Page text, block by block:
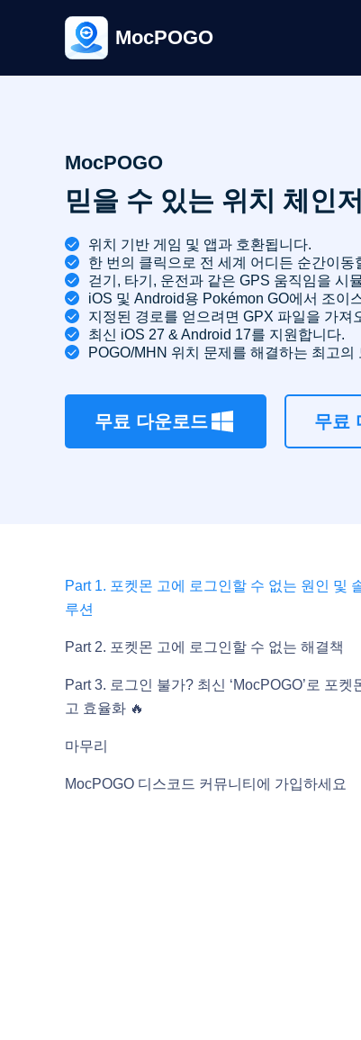
MocPOGO
MocPOGO
믿을 수 있는 위치 체인저
위치 기반 게임 및 앱과 호환됩니다.
한 번의 클릭으로 전 세계 어디든 순간이동
걷기, 타기, 운전과 같은 GPS 움직임을 시
iOS 및 Android용 Pokémon GO에서 조이
지정된 경로를 얻으려면 GPX 파일을 가져
최신 iOS 27 & Android 17를 지원합니다.
POGO/MHN 위치 문제를 해결하는 최고의
무료 다운로드 무료
Part 1. 포켓몬 고에 로그인할 수 없는 원인 및
루션
Part 2. 포켓몬 고에 로그인할 수 없는 해결책
Part 3. 로그인 불가? 최신 ‘MocPOGO’로 포켓
고 효율화 🔥
마무리
MocPOGO 디스코드 커뮤니티에 가입하세요